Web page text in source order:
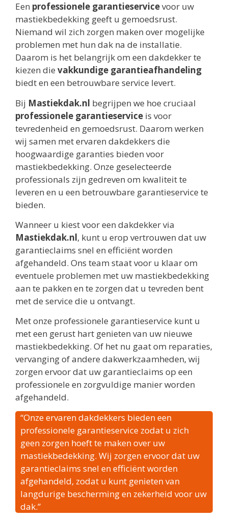
Een professionele garantieservicevoor uw
mastiekbedekking geeft u gemoedsrust.
Niemand wil zich zorgen maken over mogelijke
problemen met hun dak na de installatie.
Daarom is het belangrijk om een dakdekker te
kiezen die vakkundige garantieafhandeling
biedt en een betrouwbare service levert.
Bij Mastiekdak.nl begrijpen we hoe cruciaal
professionele garantieservice is voor
tevredenheid en gemoedsrust. Daarom werken
wij samen met ervaren dakdekkers die
hoogwaardige garanties bieden voor
mastiekbedekking. Onze geselecteerde
professionals zijn gedreven om kwaliteit te
leveren en u een betrouwbare garantieservice te
bieden.
Wanneer u kiest voor een dakdekker via
Mastiekdak.nl, kunt u erop vertrouwen dat uw
garantieclaims snel en efficiënt worden
afgehandeld. Ons team staat voor u klaar om
eventuele problemen met uw mastiekbedekking
aan te pakken en te zorgen dat u tevreden bent
met de service die u ontvangt.
Met onze professionele garantieservice kunt u
met een gerust hart genieten van uw nieuwe
mastiekbedekking. Of het nu gaat om reparaties,
vervanging of andere dakwerkzaamheden, wij
zorgen ervoor dat uw garantieclaims op een
professionele en zorgvuldige manier worden
afgehandeld.
“Onze ervaren dakdekkers bieden een
professionele garantieservice zodat u zich
geen zorgen hoeft te maken over uw
mastiekbedekking. Wij zorgen ervoor dat uw
garantieclaims snel en efficiënt worden
afgehandeld, zodat u kunt genieten van
langdurige bescherming en zekerheid voor uw
dak.”